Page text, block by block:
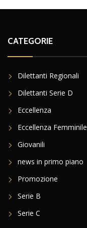
CATEGORIE
Dilettanti Regionali
Dilettanti Serie D
Eccellenza
Eccellenza Femminile
Giovanili
news in primo piano
Promozione
Serie B
Serie C